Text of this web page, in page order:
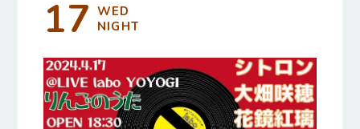
17 WED
NIGHT